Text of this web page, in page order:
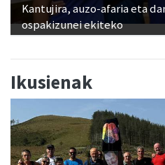
Kantujira, auzo-afaria eta
ospakizunei ekiteko
Ikusienak